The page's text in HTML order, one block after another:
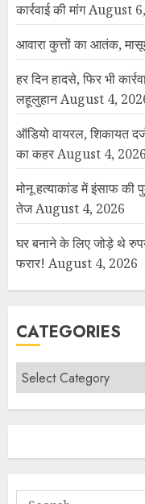
कार्रवाई की मांगAugust
आवारा कुत्तों का आतंक,
हर दिन हादसे, फिर भी
लहूलुहानAugust 4,
ऑडियो वायरल, शिकायत
का कहरAugust 4, 2026
मोनू हत्याकांड में इंसाफ की
तेजAugust 4, 2026
घर बनाने के लिए जोड़े थे
फरार! August 4, 2026
CATEGORIES